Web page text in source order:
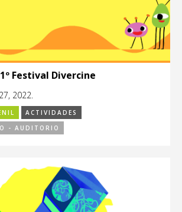
Festival Divercine
2022.
ACTIVIDADES
- AUDITORIO